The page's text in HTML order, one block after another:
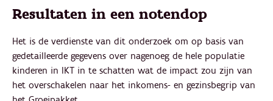
Resultaten in een notendop
Het is de verdienste van dit onderzoek om op basis van
gedetailleerde gegevens over nagenoeg de hele populatie
kinderen in IKT in te schatten wat de impact zou zijn van
het overschakelen naar het inkomens- en gezinsbegrip van